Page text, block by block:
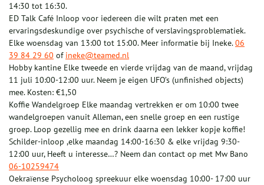
14:30 tot 16:30.
ED Talk Café Inloop voor iedereen die wilt praten met een
ervaringsdeskundige over psychische of verslavingsproblematiek.
Elke woensdag van 13:00 tot 15:00. Meer informatie bij Ineke.06
39 84 29 60 of ineke@teamed.nl
Hobby kantine Elke tweede en vierde vrijdag van de maand, vrijdag
11 juli 10:00-12:00 uur. Neem je eigen UFO’s (unfinished objects)
mee. Kosten: €1,50
Koffie Wandelgroep Elke maandag vertrekken er om 10:00 twee
wandelgroepen vanuit Alleman, een snelle groep en een rustige
groep. Loop gezellig mee en drink daarna een lekker kopje koffie!
Schilder-inloop ,elke maandag 14:00-16:30 & elke vrijdag 9:30-
12:00 uur, Heeft u interesse…? Neem dan contact op met Mw Bano
06-10259474
Oekraïense Psycholoog spreekuur elke woensdag 10:00- 17:00 uur